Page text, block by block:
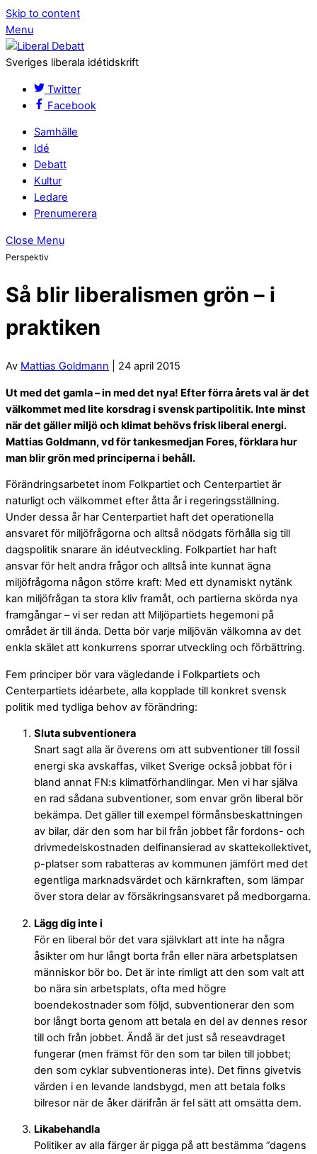
Skip to content
Menu
Sveriges liberala idétidskrift
Twitter
Facebook
Samhälle
Idé
Debatt
Kultur
Ledare
Prenumerera
Close Menu
Perspektiv
Så blir liberalismen grön – i
praktiken
Av Mattias Goldmann | 24 april 2015
Ut med det gamla – in med det nya! Efter förra årets val är det
välkommet med lite korsdrag i svensk partipolitik. Inte minst
när det gäller miljö och klimat behövs frisk liberal energi.
Mattias Goldmann, vd för tankesmedjan Fores, förklara hur
man blir grön med principerna i behåll.
Förändringsarbetet inom Folkpartiet och Centerpartiet är
naturligt och välkommet efter åtta år i regeringsställning.
Under dessa år har Centerpartiet haft det operationella
ansvaret för miljöfrågorna och alltså nödgats förhålla sig till
dagspolitik snarare än idéutveckling. Folkpartiet har haft
ansvar för helt andra frågor och alltså inte kunnat ägna
miljöfrågorna någon större kraft: Med ett dynamiskt nytänk
kan miljöfrågan ta stora kliv framåt, och partierna skörda nya
framgångar – vi ser redan att Miljöpartiets hegemoni på
området är till ända. Detta bör varje miljövän välkomna av det
enkla skälet att konkurrens sporrar utveckling och förbättring.
Fem principer bör vara vägledande i Folkpartiets och
Centerpartiets idéarbete, alla kopplade till konkret svensk
politik med tydliga behov av förändring:
Sluta subventionera
Snart sagt alla är överens om att subventioner till fossil
energi ska avskaffas, vilket Sverige också jobbat för i
bland annat FN:s klimatförhandlingar. Men vi har själva
en rad sådana subventioner, som envar grön liberal bör
bekämpa. Det gäller till exempel förmånsbeskattningen
av bilar, där den som har bil från jobbet får fordons- och
drivmedelskostnaden delfinansierad av skattekollektivet,
p-platser som rabatteras av kommunen jämfört med det
egentliga marknadsvärdet och kärnkraften, som lämpar
över stora delar av försäkringsansvaret på medborgarna.
Lägg dig inte i
För en liberal bör det vara självklart att inte ha några
åsikter om hur långt borta från eller nära arbetsplatsen
människor bör bo. Det är inte rimligt att den som valt att
bo nära sin arbetsplats, ofta med högre
boendekostnader som följd, subventionerar den som
bor långt borta genom att betala en del av dennes resor
till och från jobbet. Ändå är det just så reseavdraget
fungerar (men främst för den som tar bilen till jobbet;
den som cyklar subventioneras inte). Det finns givetvis
värden i en levande landsbygd, men att betala folks
bilresor när de åker därifrån är fel sätt att omsätta dem.
Likabehandla
Politiker av alla färger är pigga på att bestämma ”dagens